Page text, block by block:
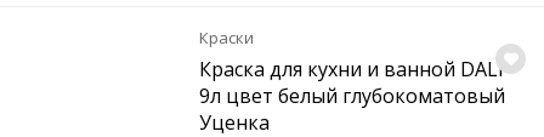
Краски
Краска для кухни и ванной DALI
9л цвет белый глубокоматовый
Уценка